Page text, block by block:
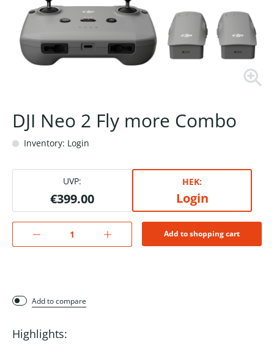
DJI Neo 2 Fly more Combo
Inventory: Login
UVP:
€399.00
HEK:
Login
Add to shopping cart
Add to compare
Highlights: